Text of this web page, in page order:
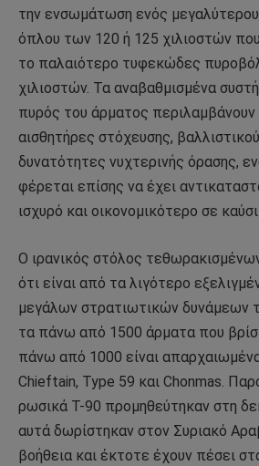
την ενσωμάτωση ενός
όπλου των 120 ή 125 χιλιοστών
το παλαιότερο τυφεκώδες
χιλιοστών. Τα αναβαθμισμένα
πυρός του άρματος
αισθητήρες στόχευσης,
δυνατότητες νυχτερινής όρασης,
φέρεται επίσης να έχει
ισχυρό και οικονομικότερο σε
Ο ιρανικός στόλος
ότι είναι από τα λιγότερο
μεγάλων στρατιωτικών δυνάμεων
τα πάνω από 1500 άρματα που
πάνω από 1000 είναι
Chieftain, Type 59 και Chonmas.
ρωσικά Τ-90 προμηθεύτηκαν στη
αυτά δωρίστηκαν στον Συριακό
βοήθεια και έκτοτε έχουν πέσει